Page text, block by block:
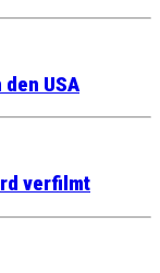
USA
verfilmt